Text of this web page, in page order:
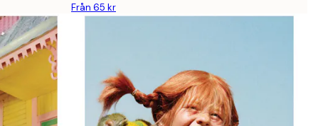
Från 65 kr